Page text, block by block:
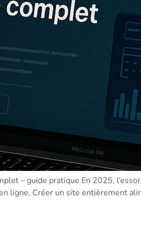
– guide pratique En 2025,
ligne. Créer un site entièrement